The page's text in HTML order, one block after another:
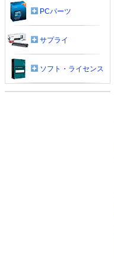
PCパーツ
サプライ
ソフト・ライセンス